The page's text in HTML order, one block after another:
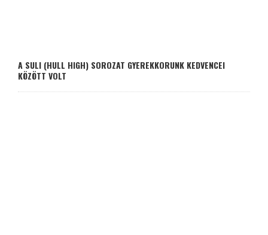
A SULI (HULL HIGH) SOROZAT GYEREKKORUNK KEDVENCEI
KÖZÖTT VOLT